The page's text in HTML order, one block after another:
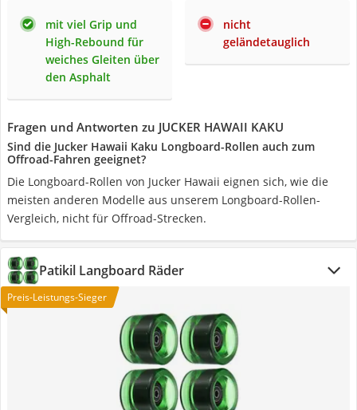
mit viel Grip und
High-Rebound für
weiches Gleiten über
den Asphalt
nicht
geländetauglich
Fragen und Antworten zu JUCKER HAWAII KAKU
Sind die Jucker Hawaii Kaku Longboard-Rollen auch zum
Offroad-Fahren geeignet?
Die Longboard-Rollen von Jucker Hawaii eignen sich, wie die
meisten anderen Modelle aus unserem Longboard-Rollen-
Vergleich, nicht für Offroad-Strecken.
Patikil Langboard Räder
Preis-Leistungs-Sieger